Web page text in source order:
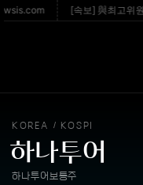
[속보] 與최고위원
KOREA / KOSPI
하나투어
하나투어보통주